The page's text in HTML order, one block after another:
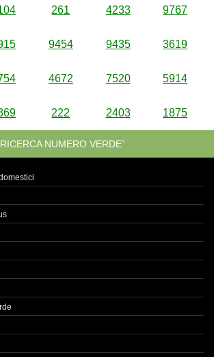
261 4233 9767
9454 9435 3619
4672 7520 5914
222 2403 1875
NUMERO VERDE”